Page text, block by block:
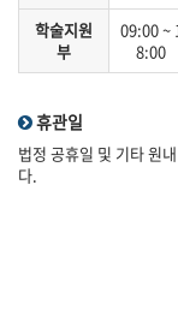
학술지원
부
09:00 ~
8:00
휴관일
법정 공휴일 및 기타 원
다.